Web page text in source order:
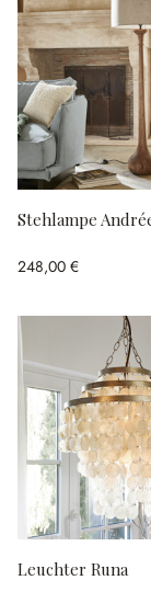
Stehlampe
248,00 €
Leuchter Runa